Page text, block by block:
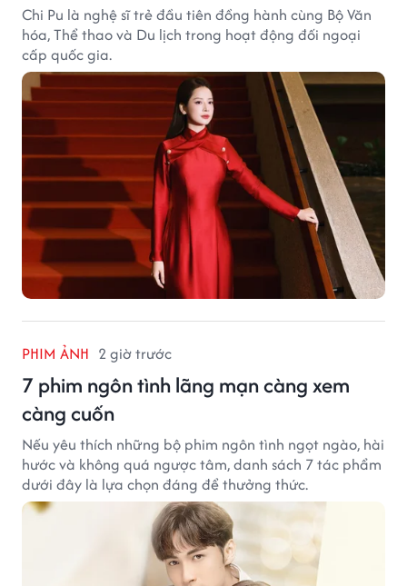
Chi Pu là nghệ sĩ trẻ đầu tiên đồng hành cùng Bộ Văn
hóa, Thể thao và Du lịch trong hoạt động đối ngoại
cấp quốc gia.
PHIM ẢNH 2 giờ trước
7 phim ngôn tình lãng mạn càng xem
càng cuốn
Nếu yêu thích những bộ phim ngôn tình ngọt ngào, hài
hước và không quá ngược tâm, danh sách 7 tác phẩm
dưới đây là lựa chọn đáng để thưởng thức.